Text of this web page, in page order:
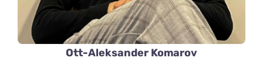
Ott-Aleksander Komarov